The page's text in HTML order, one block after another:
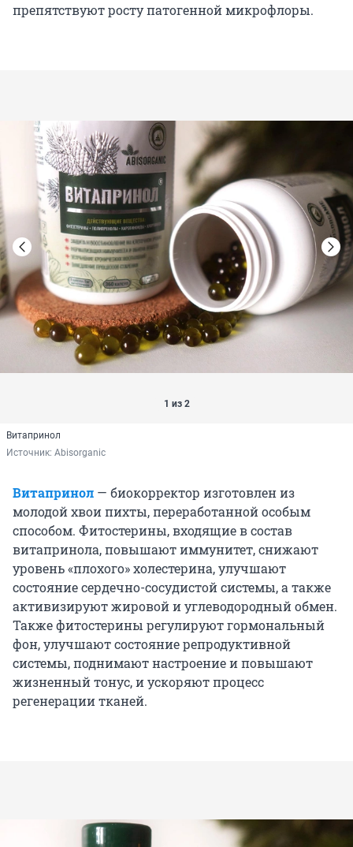
препятствуют росту патогенной микрофлоры.
1 из 2
Витапринол
Источник: Abisorganic
Витапринол — биокорректор изготовлен из
молодой хвои пихты, переработанной особым
способом. Фитостерины, входящие в состав
витапринола, повышают иммунитет, снижают
уровень «плохого» холестерина, улучшают
состояние сердечно-сосудистой системы, а также
активизируют жировой и углеводородный обмен.
Также фитостерины регулируют гормональный
фон, улучшают состояние репродуктивной
системы, поднимают настроение и повышают
жизненный тонус, и ускоряют процесс
регенерации тканей.